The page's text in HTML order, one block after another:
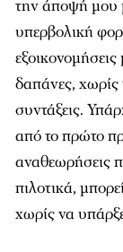
δαπάνες, χωρίς
συντάξεις.
από το πρώτο
αναθεωρήσεις
πιλοτικά,
χωρίς να
Νομίζω πρέπει